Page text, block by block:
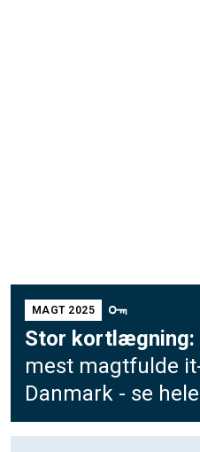
MAGT 2025
Stor kortlægning:
mest magtfulde
Danmark - se